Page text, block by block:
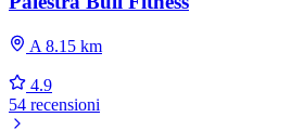
A 8.15 km
4.9
54 recensioni